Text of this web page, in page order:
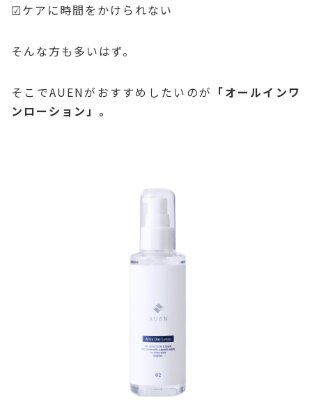
☑ケアに時間をかけられない
そんな方も多いはず。
そこでAUENがおすすめしたいのが 「オールインワ
ンローション」。